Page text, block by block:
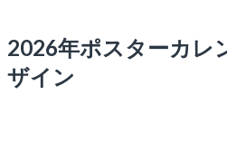
2026年ポスターカレ
ザイン